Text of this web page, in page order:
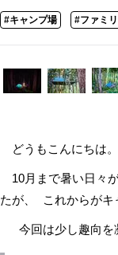
#キャンプ場 #ファミ
どうもこんにちは
10月まで暑い日々
たが、 これからがキ
今回は少し趣向を